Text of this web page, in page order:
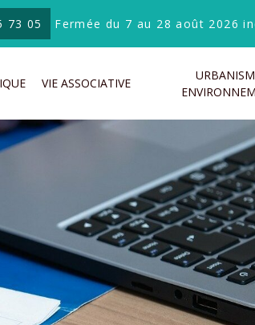
73 05 Fermée du 7 au 28 août 2026
VIE ASSOCIATIVE